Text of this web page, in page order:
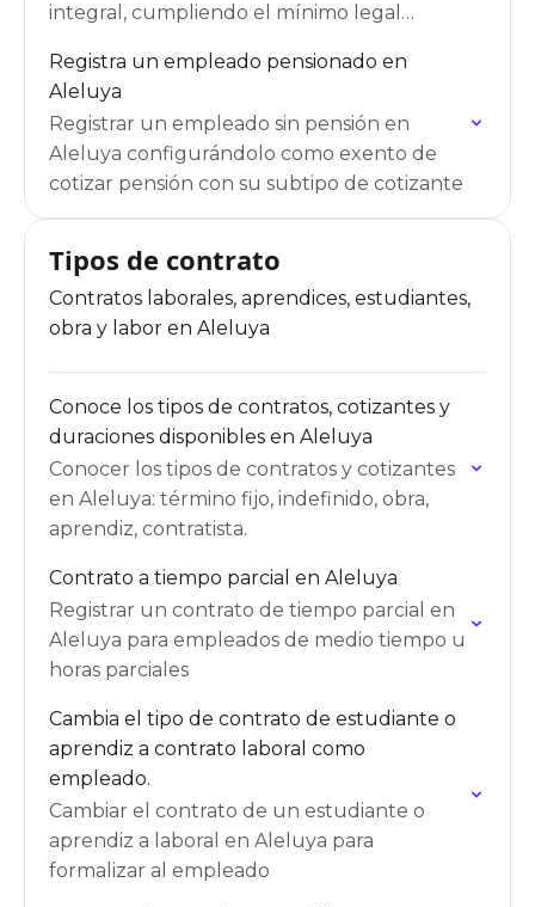
integral, cumpliendo el mínimo legal
Registra un empleado pensionado en
Aleluya
Registrar un empleado sin pensión en
Aleluya configurándolo como exento de
cotizar pensión con su subtipo de cotizante
Tipos de contrato
Contratos laborales, aprendices, estudiantes,
obra y labor en Aleluya
Conoce los tipos de contratos, cotizantes y
duraciones disponibles en Aleluya
Conocer los tipos de contratos y cotizantes
en Aleluya: término fijo, indefinido, obra,
aprendiz, contratista.
Contrato a tiempo parcial en Aleluya
Registrar un contrato de tiempo parcial en
Aleluya para empleados de medio tiempo u
horas parciales
Cambia el tipo de contrato de estudiante o
aprendiz a contrato laboral como
empleado.
Cambiar el contrato de un estudiante o
aprendiz a laboral en Aleluya para
formalizar al empleado